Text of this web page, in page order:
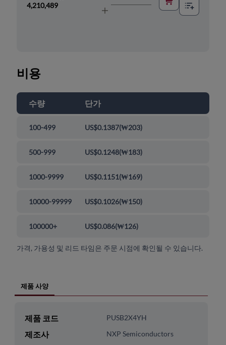
4,210,489
비용
수량 단가
100-499 US$0.1387(₩203)
500-999 US$0.1248(₩183)
1000-9999 US$0.1151(₩169)
10000-99999 US$0.1026(₩150)
100000+ US$0.086(₩126)
가격, 가용성 및 리드 타임은 주문 시점에 확인될 수 있습니다.
제품 사양
제품 코드 PUSB2X4YH
제조사 NXP Semiconductors